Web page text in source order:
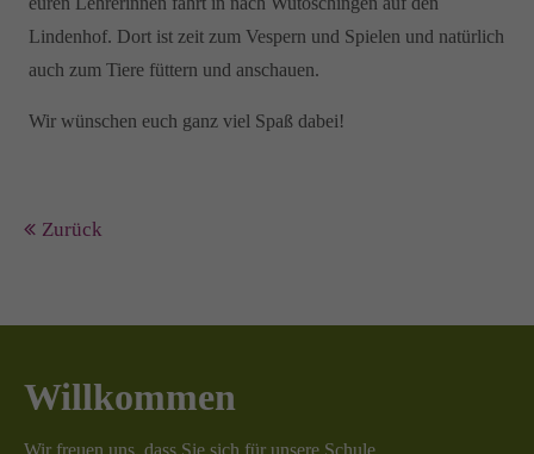
Lindenhof. Dort ist zeit zum Vespern und Spielen und natürlich
auch zum Tiere füttern und anschauen.
Wir wünschen euch ganz viel Spaß dabei!
Zurück
Willkommen
Wir freuen uns, dass Sie sich für unsere Schule